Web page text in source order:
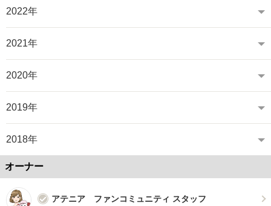
2022年
2021年
2020年
2019年
2018年
オーナー
アテニア ファンコミュニティ スタッフ